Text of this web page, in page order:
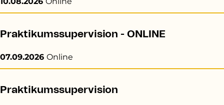
Praktikumssupervision - ONLINE
07.09.2026 Online
Praktikumssupervision